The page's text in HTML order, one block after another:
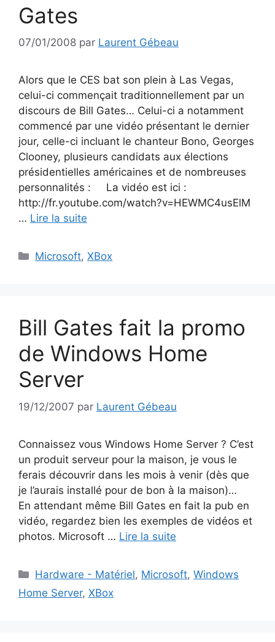
Gates
07/01/2008 par Laurent Gébeau
Alors que le CES bat son plein à Las Vegas,
celui-ci commençait traditionnellement par un
discours de Bill Gates… Celui-ci a notamment
commencé par une vidéo présentant le dernier
jour, celle-ci incluant le chanteur Bono, Georges
Clooney, plusieurs candidats aux élections
présidentielles américaines et de nombreuses
personnalités : La vidéo est ici :
http://fr.youtube.com/watch?v=HEWMC4usElM
… Lire la suite
Catégories
Microsoft,XBox
Bill Gates fait la promo
de Windows Home
Server
19/12/2007 par Laurent Gébeau
Connaissez vous Windows Home Server ? C’est
un produit serveur pour la maison, je vous le
ferais découvrir dans les mois à venir (dès que
je l’aurais installé pour de bon à la maison)…
En attendant même Bill Gates en fait la pub en
vidéo, regardez bien les exemples de vidéos et
photos. Microsoft … Lire la suite
Catégories
Hardware - Matériel, Microsoft,Windows
Home Server, XBox